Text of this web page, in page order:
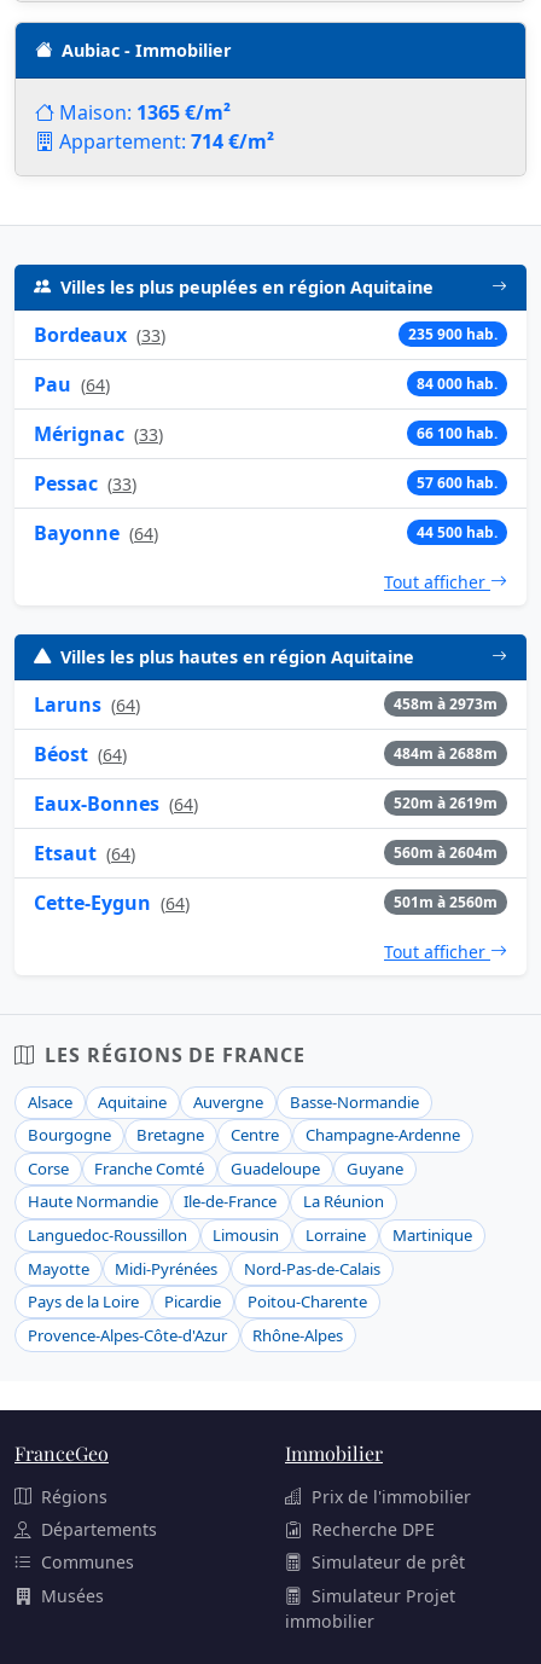
Aubiac - Immobilier
Maison: 1365 €/m²
Appartement: 714 €/m²
Villes les plus peuplées en région Aquitaine
Bordeaux (33) 235 900 hab.
Pau (64) 84 000 hab.
Mérignac (33) 66 100 hab.
Pessac (33) 57 600 hab.
Bayonne (64) 44 500 hab.
Tout afficher
Villes les plus hautes en région Aquitaine
Laruns (64) 458m à 2973m
Béost (64) 484m à 2688m
Eaux-Bonnes (64) 520m à 2619m
Etsaut (64) 560m à 2604m
Cette-Eygun (64) 501m à 2560m
Tout afficher
LES RÉGIONS DE FRANCE
Alsace Aquitaine Auvergne
Basse-Normandie
Bourgogne
Bretagne Centre
Champagne-Ardenne
Corse
Franche Comté Guadeloupe
Guyane
Haute Normandie
Ile-de-France
La Réunion
Languedoc-Roussillon
Limousin Lorraine
Martinique
Mayotte
Midi-Pyrénées
Nord-Pas-de-Calais
Pays de la Loire
Picardie
Poitou-Charente
Provence-Alpes-Côte-d'Azur
Rhône-Alpes
FranceGeo
Régions
Départements
Communes
Musées
Immobilier
Prix de l'immobilier
Recherche DPE
Simulateur de prêt
Simulateur Projet
immobilier